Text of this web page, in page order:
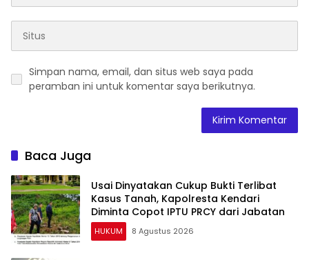
Simpan nama, email, dan situs web saya pada
peramban ini untuk komentar saya berikutnya.
Baca Juga
Usai Dinyatakan Cukup Bukti Terlibat
Kasus Tanah, Kapolresta Kendari
Diminta Copot IPTU PRCY dari Jabatan
HUKUM 8 Agustus 2026